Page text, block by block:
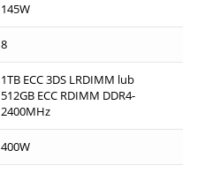
145W
8
1TB ECC 3DS LRDIMM lub
512GB ECC RDIMM DDR4-
2400MHz
400W